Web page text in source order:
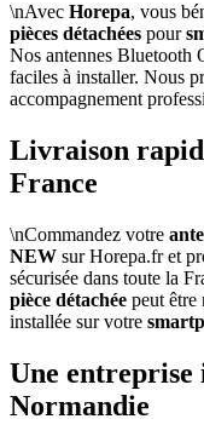
\nAvec Horepa, vous
pièces détachées pour
Nos antennes Bluetooth
faciles à installer. Nous
accompagnement
Livraison
France
\nCommandez votre
NEW sur Horepa.fr et
sécurisée dans toute la
pièce détachée peut être
installée sur votre
Une entreprise
Normandie